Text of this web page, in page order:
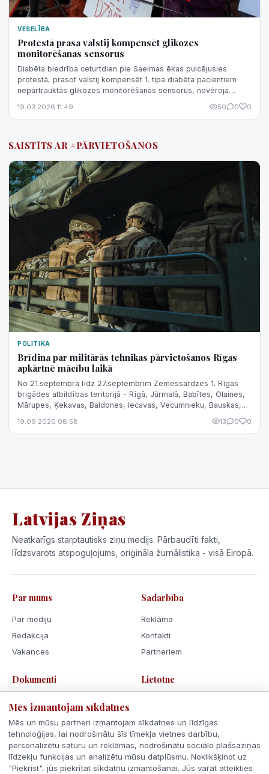
VESELĪBA
Protestā prasa valstij kompensēt glikozes
monitorēšanas sensorus
Diabēta biedrība ceturtdien pie Saeimas ēkas pulcējusies
protestā, prasot valstij kompensēt 1. tipa diabēta pacientiem
nepārtrauktās glikozes monitorēšanas sensorus, novēroja
19.03.2026 11:49 50 0 0
SAISTĪTS AR #PĀRVIETOŠANOS
POLITIKA
Brīdina par militārās tehnikas pārvietošanos Rīgas
apkārtnē mācību laikā
No 21.septembra līdz 27.septembrim Zemessardzes 1. Rīgas
brigādes atbildības teritorijā - Rīgā, Jūrmalā, Babītes, Olaines,
Mārupes, Ķekavas, Baldones, Iecavas, Vecumnieku, Bauskas,
19.09.2020 08:58 13 0 0
Latvijas Ziņas
Neatkarīgs starptautisks ziņu medijs. Pārbaudīti fakti,
līdzsvarots atspoguļojums, oriģināla žurnālistika - visā Eiropā.
Par mums
Par mediju
Redakcija
Vakances
Sadarbība
Reklāma
Kontakti
Partneriem
Dokumenti
Sīkdatnes
Rīcības kodekss
Lietotne
Mēs izmantojam sīkdatnes
Mēs un mūsu partneri izmantojam sīkdatnes un līdzīgas
tehnoloģijas, lai nodrošinātu šīs tīmekļa vietnes darbību,
personalizētu saturu un reklāmas, nodrošinātu sociālo plašsaziņas
līdzekļu funkcijas un analizētu mūsu datplūsmu. Noklikšķinot uz
"Piekrist", jūs piekrītat sīkdatņu izmantošanai. Jūs varat atteikties